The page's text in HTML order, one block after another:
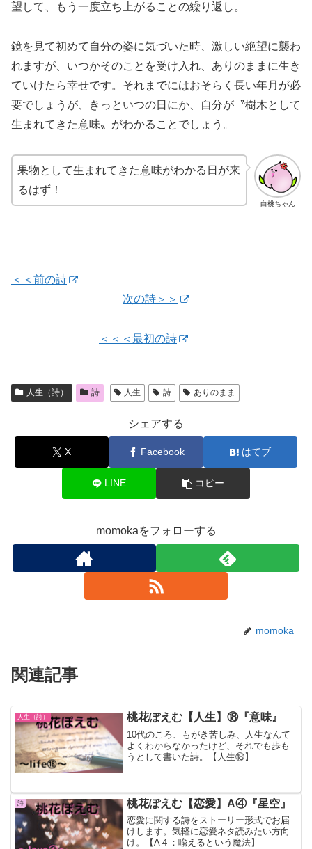
望して、もう一度立ち上がることの繰り返し。
鏡を見て初めて自分の姿に気づいた時、激しい絶望に襲わ
れますが、いつかそのことを受け入れ、ありのままに生き
ていけたら幸せです。それまでにはおそらく長い年月が必
要でしょうが、きっといつの日にか、自分が〝樹木として
生まれてきた意味〟がわかることでしょう。
白桃ちゃん
果物として生まれてきた意味がわかる日が来
るはず！
＜＜前の詩
次の詩＞＞
＜＜＜最初の詩
人生（詩） 詩 人生 詩 ありのまま
シェアする
X Facebook はてブ
LINE コピー
momokaをフォローする
momoka
関連記事
人生（詩） 桃花ぽえむ【人生】⑱『意味』
10代のころ、もがき苦しみ、人生なんて
よくわからなかったけど、それでも歩も
うとして書いた詩。【人生⑱】
詩 桃花ぽえむ【恋愛】A④『星空』
恋愛に関する詩をストーリー形式でお届
けします。気軽に恋愛ネタ読みたい方向
け。【A４：喩えるという魔法】